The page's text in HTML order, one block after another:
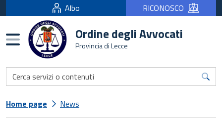
Albo RICONOSCO
Burger menu Ordine degli Avvocati
Provincia di Lecce
Home page News